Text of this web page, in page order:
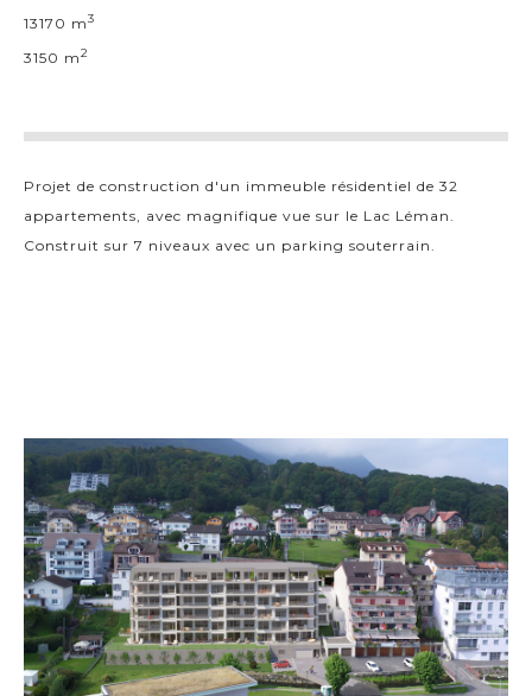
13170 m3
3150 m2
Projet de construction d'un immeuble résidentiel de 32
appartements, avec magnifique vue sur le Lac Léman.
Construit sur 7 niveaux avec un parking souterrain.